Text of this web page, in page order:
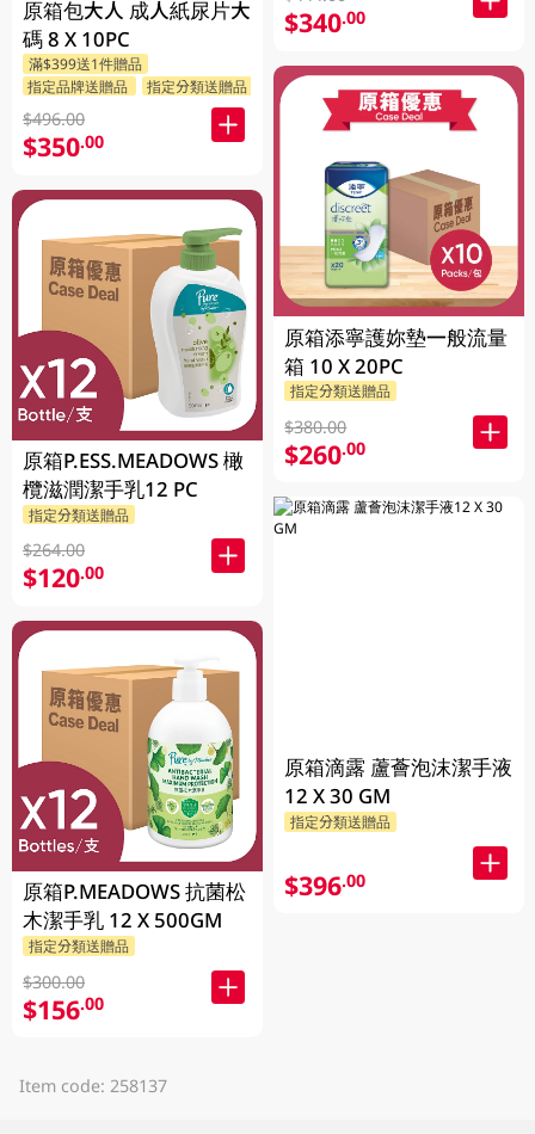
原箱包大人 成人紙尿片大
碼 8 X 10PC
滿$399送1件贈品
指定品牌送贈品
指定分類送贈品
$496.00
$350.00
原箱P.ESS.MEADOWS 橄
欖滋潤潔手乳12 PC
指定分類送贈品
$264.00
$120.00
原箱P.MEADOWS 抗菌松
木潔手乳 12 X 500GM
指定分類送贈品
$300.00
$156.00
$340.00
原箱添寧護妳墊一般流量
箱 10 X 20PC
指定分類送贈品
$380.00
$260.00
原箱滴露 蘆薈泡沫潔手液
12 X 30 GM
指定分類送贈品
$396.00
Item code: 258137